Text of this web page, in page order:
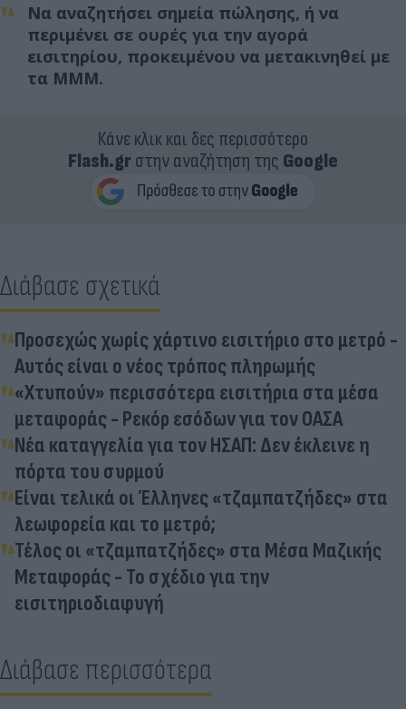
Να αναζητήσει σημεία πώλησης, ή να
περιμένει σε ουρές για την αγορά
εισιτηρίου, προκειμένου να μετακινηθεί με
τα ΜΜΜ.
Κάνε κλικ και δες περισσότερο
Flash.grστην αναζήτηση της Google
Διάβασε σχετικά
Προσεχώς χωρίς χάρτινο εισιτήριο στο μετρό -
Αυτός είναι ο νέος τρόπος πληρωμής
«Χτυπούν» περισσότερα εισιτήρια στα μέσα
μεταφοράς - Ρεκόρ εσόδων για τον ΟΑΣΑ
Νέα καταγγελία για τον ΗΣΑΠ: Δεν έκλεινε η
πόρτα του συρμού
Είναι τελικά οι Έλληνες «τζαμπατζήδες» στα
λεωφορεία και το μετρό;
Τέλος οι «τζαμπατζήδες» στα Μέσα Μαζικής
Μεταφοράς - Το σχέδιο για την
εισιτηριοδιαφυγή
Διάβασε περισσότερα